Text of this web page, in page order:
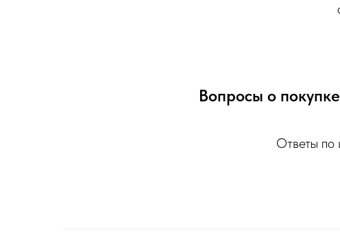
Вопросы о
Ответы по